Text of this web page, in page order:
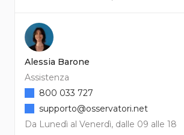
Alessia Barone
Assistenza
Da Lunedì al Venerdì, dalle 09 alle 18
800 033 727
supporto@osservatori.net